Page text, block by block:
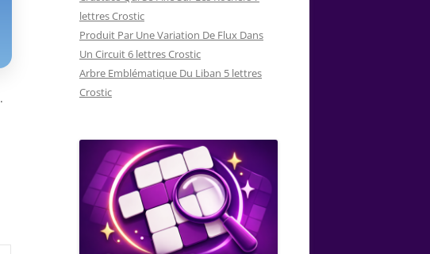
.
lettres Crostic
Produit Par Une Variation De Flux Dans
Un Circuit 6 lettres Crostic
Arbre Emblématique Du Liban 5 lettres
Crostic